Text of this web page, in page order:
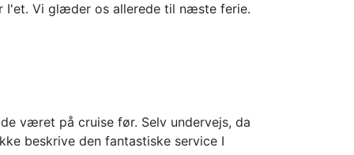
I'et. Vi glæder os allerede til næste ferie.
været på cruise før. Selv undervejs, da
beskrive den fantastiske service I